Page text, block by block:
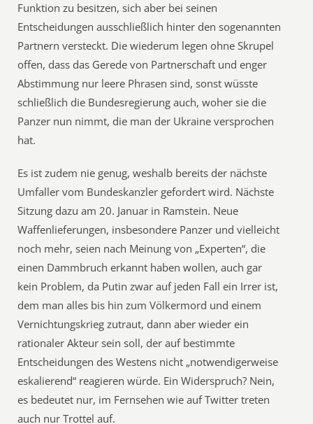
Funktion zu besitzen, sich aber bei seinen
Entscheidungen ausschließlich hinter den sogenannten
Partnern versteckt. Die wiederum legen ohne Skrupel
offen, dass das Gerede von Partnerschaft und enger
Abstimmung nur leere Phrasen sind, sonst wüsste
schließlich die Bundesregierung auch, woher sie die
Panzer nun nimmt, die man der Ukraine versprochen
hat.
Es ist zudem nie genug, weshalb bereits der nächste
Umfaller vom Bundeskanzler gefordert wird. Nächste
Sitzung dazu am 20. Januar in Ramstein. Neue
Waffenlieferungen, insbesondere Panzer und vielleicht
noch mehr, seien nach Meinung von „Experten“, die
einen Dammbruch erkannt haben wollen, auch gar
kein Problem, da Putin zwar auf jeden Fall ein Irrer ist,
dem man alles bis hin zum Völkermord und einem
Vernichtungskrieg zutraut, dann aber wieder ein
rationaler Akteur sein soll, der auf bestimmte
Entscheidungen des Westens nicht „notwendigerweise
eskalierend“ reagieren würde. Ein Widerspruch? Nein,
es bedeutet nur, im Fernsehen wie auf Twitter treten
auch nur Trottel auf.